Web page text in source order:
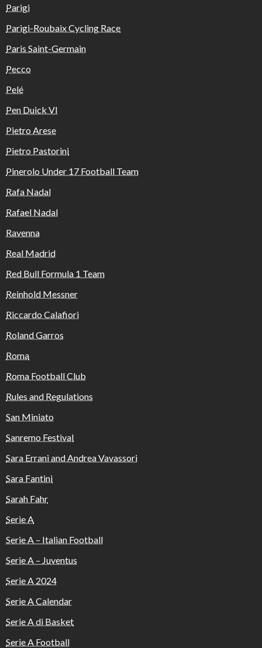
Parigi
Parigi-Roubaix Cycling Race
Paris Saint-Germain
Pecco
Pelé
Pen Duick VI
Pietro Arese
Pietro Pastorini
Pinerolo Under 17 Football Team
Rafa Nadal
Rafael Nadal
Ravenna
Real Madrid
Red Bull Formula 1 Team
Reinhold Messner
Riccardo Calafiori
Roland Garros
Roma
Roma Football Club
Rules and Regulations
San Miniato
Sanremo Festival
Sara Errani and Andrea Vavassori
Sara Fantini
Sarah Fahr
Serie A
Serie A – Italian Football
Serie A – Juventus
Serie A 2024
Serie A Calendar
Serie A di Basket
Serie A Football